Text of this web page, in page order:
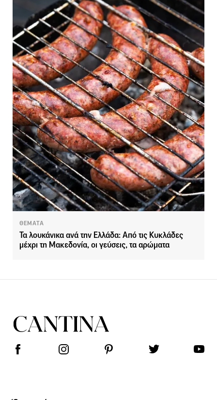
ΘΕΜΑΤΑ
Τα λουκάνικα ανά την Ελλάδα: Από τις Κυκλάδες
μέχρι τη Μακεδονία, οι γεύσεις, τα αρώματα